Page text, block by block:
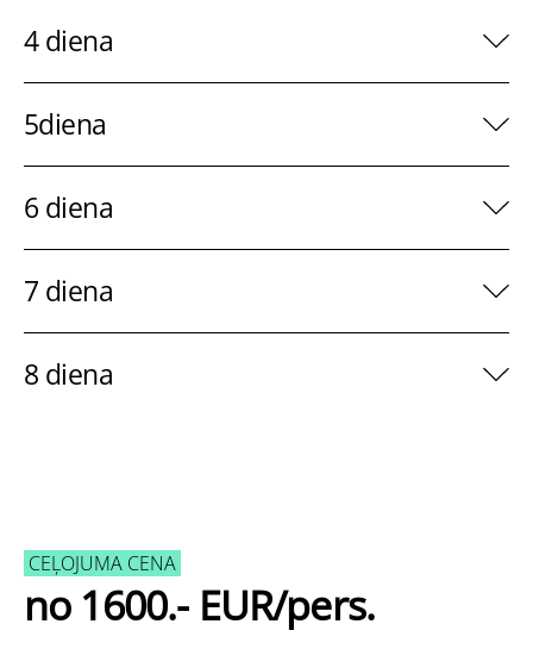
4 diena
5diena
6 diena
7 diena
8 diena
CEĻOJUMA CENA
no 1600.- EUR/pers.